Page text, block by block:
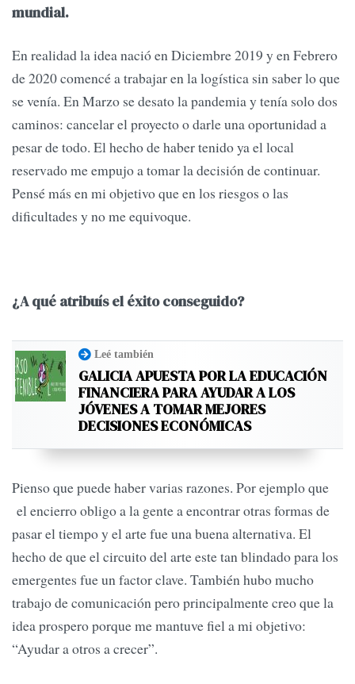
mundial.
En realidad la idea nació en Diciembre 2019 y en Febrero
de 2020 comencé a trabajar en la logística sin saber lo que
se venía. En Marzo se desato la pandemia y tenía solo dos
caminos: cancelar el proyecto o darle una oportunidad a
pesar de todo. El hecho de haber tenido ya el local
reservado me empujo a tomar la decisión de continuar.
Pensé más en mi objetivo que en los riesgos o las
dificultades y no me equivoque.
¿A qué atribuís el éxito conseguido?
Leé también
GALICIA APUESTA POR LA EDUCACIÓN
FINANCIERA PARA AYUDAR A LOS
JÓVENES A TOMAR MEJORES
DECISIONES ECONÓMICAS
Pienso que puede haber varias razones. Por ejemplo que
el encierro obligo a la gente a encontrar otras formas de
pasar el tiempo y el arte fue una buena alternativa. El
hecho de que el circuito del arte este tan blindado para los
emergentes fue un factor clave. También hubo mucho
trabajo de comunicación pero principalmente creo que la
idea prospero porque me mantuve fiel a mi objetivo:
“Ayudar a otros a crecer”.